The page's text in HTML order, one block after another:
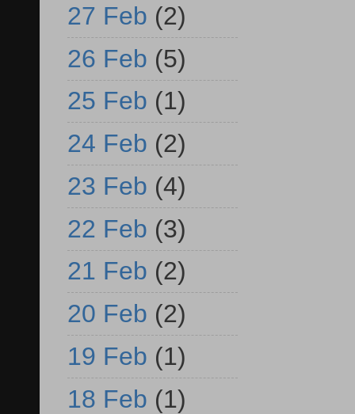
27 Feb (2)
26 Feb (5)
25 Feb (1)
24 Feb (2)
23 Feb (4)
22 Feb (3)
21 Feb (2)
20 Feb (2)
19 Feb (1)
18 Feb (1)